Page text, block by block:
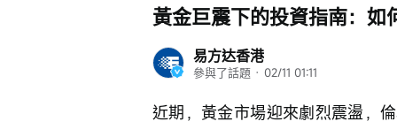
易方达香港
參與了話題 · 02/11 01:11
黃金巨震下的投資指南：如
近期，黃金市場迎來劇烈震盪，